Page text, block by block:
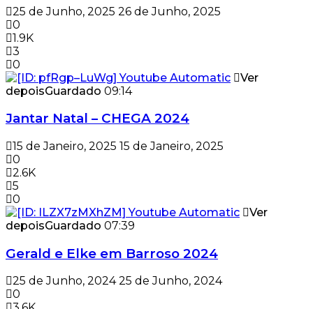
25 de Junho, 2025 26 de Junho, 2025
0
1.9K
3
0
Ver
depoisGuardado 09:14
Jantar Natal – CHEGA 2024
15 de Janeiro, 2025 15 de Janeiro, 2025
0
2.6K
5
0
Ver
depoisGuardado 07:39
Gerald e Elke em Barroso 2024
25 de Junho, 2024 25 de Junho, 2024
0